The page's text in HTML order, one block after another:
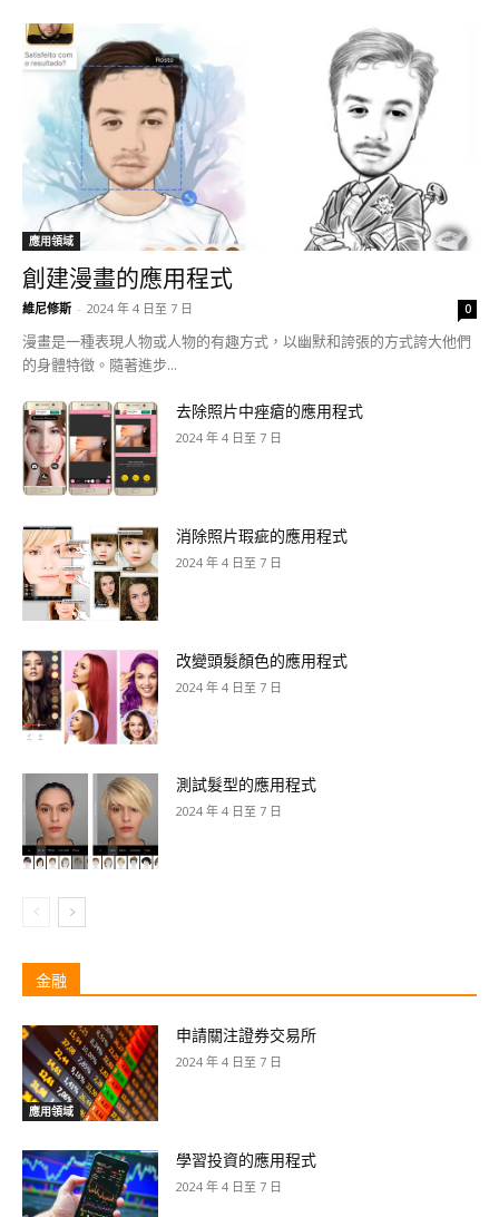
應用領域
創建漫畫的應用程式
維尼修斯 - 2024 年 4 日至 7 日 0
漫畫是一種表現人物或人物的有趣方式，以幽默和誇張的方式誇大他們
的身體特徵。隨著進步...
去除照片中痤瘡的應用程式
2024 年 4 日至 7 日
消除照片瑕疵的應用程式
2024 年 4 日至 7 日
改變頭髮顏色的應用程式
2024 年 4 日至 7 日
測試髮型的應用程式
2024 年 4 日至 7 日
金融
應用領域
申請關注證券交易所
2024 年 4 日至 7 日
學習投資的應用程式
2024 年 4 日至 7 日